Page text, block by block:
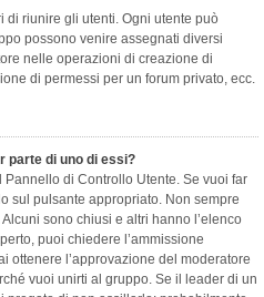
di riunire gli utenti. Ogni utente può
possono venire assegnati diversi
nelle operazioni di creazione di
di permessi per un forum privato, ecc.
parte di uno di essi?
Pannello di Controllo Utente. Se vuoi far
sul pulsante appropriato. Non sempre
Alcuni sono chiusi e altri hanno l’elenco
puoi chiedere l’ammissione
ottenere l’approvazione del moderatore
vuoi unirti al gruppo. Se il leader di un